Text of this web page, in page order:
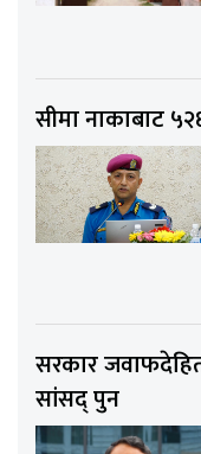
सीमा नाकाबाट
सरकार
सांसद् पुन